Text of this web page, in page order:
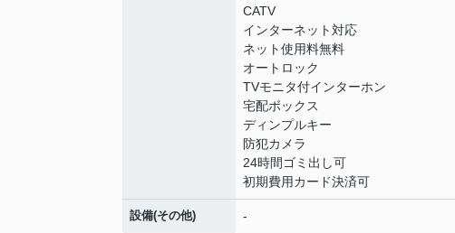
CATV
インターネット対応
ネット使用料無料
オートロック
TVモニタ付インターホン
宅配ボックス
ディンプルキー
防犯カメラ
24時間ゴミ出し可
初期費用カード決済可
設備(その他) -